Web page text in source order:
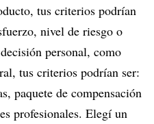
tus criterios podrían
nivel de riesgo o
personal, como
tus criterios podrían ser:
paquete de compensación
profesionales. Elegí un